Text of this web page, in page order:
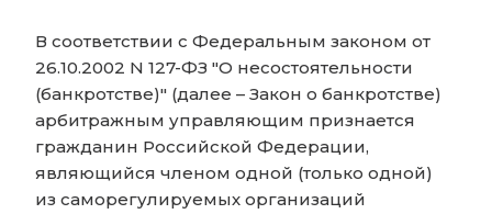
В соответствии с Федеральным законом от
26.10.2002 N 127-ФЗ "О несостоятельности
(банкротстве)" (далее – Закон о банкротстве)
арбитражным управляющим признается
гражданин Российской Федерации,
являющийся членом одной (только одной)
из саморегулируемых организаций